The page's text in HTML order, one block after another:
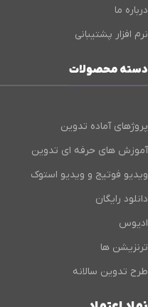
درباره ما
نرم افزار پشتیبانی
دسته محصولات
پروژهای آماده تدوین
آموزش های حرفه ای تدوین
ویدیو فوتیج و ویدیو استوک
دانلود رایگان
ادیوس
ترنزیشن ها
طرح تدوین سالانه